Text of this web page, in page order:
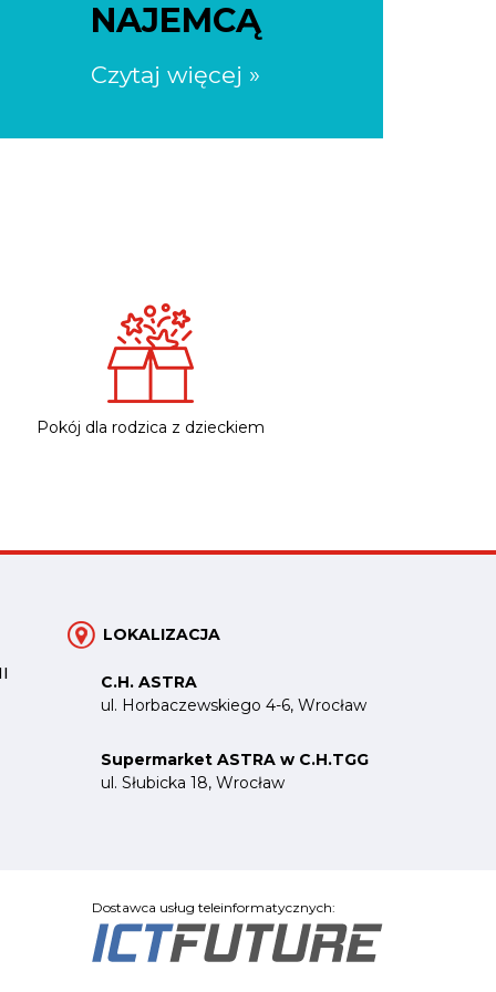
NAJEMCĄ
Czytaj więcej »
Pokój dla rodzica z dzieckiem
LOKALIZACJA
C.H. ASTRA
ul. Horbaczewskiego 4-6, Wrocław
Supermarket ASTRA w C.H.TGG
ul. Słubicka 18, Wrocław
Dostawca usług teleinformatycznych: